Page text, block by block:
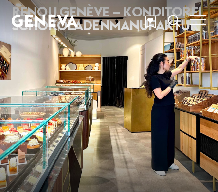
Skip to main content
RENOU GENÈVE – KONDITOREI
SCHOKOLADENMANUFAKTUR